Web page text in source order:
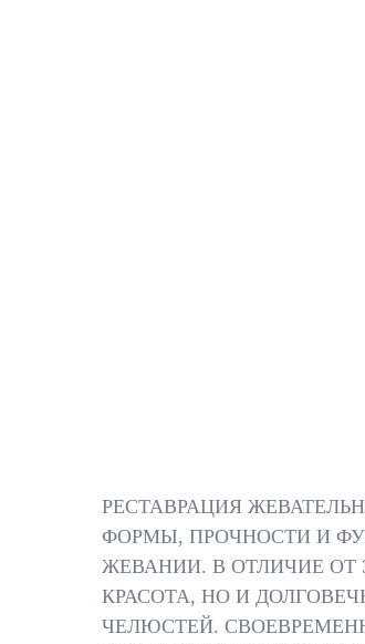
РЕСТАВРАЦИЯ
ФОРМЫ, ПРОЧНОСТИ И
ЖЕВАНИИ. В ОТЛИЧИЕ ОТ
КРАСОТА, НО И
ЧЕЛЮСТЕЙ.